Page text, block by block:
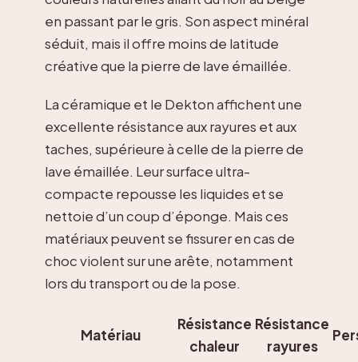
en passant par le gris. Son aspect minéral
séduit, mais il offre moins de latitude
créative que la pierre de lave émaillée.
La céramique et le Dekton affichent une
excellente résistance aux rayures et aux
taches, supérieure à celle de la pierre de
lave émaillée. Leur surface ultra-
compacte repousse les liquides et se
nettoie d’un coup d’éponge. Mais ces
matériaux peuvent se fissurer en cas de
choc violent sur une arête, notamment
lors du transport ou de la pose.
Matériau
Résistance
chaleur
Résistance
rayures